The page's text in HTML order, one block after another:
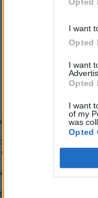
I want
Opted
I want
Opted
I want
of my
was
Opted
y lo hace
siempre del
retirarán el dorsal
jugador de Los